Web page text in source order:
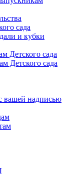
сада
и кубки
Детского сада
Детского сада
вашей надписью